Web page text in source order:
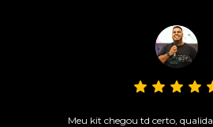
Meu kit chegou td certo,